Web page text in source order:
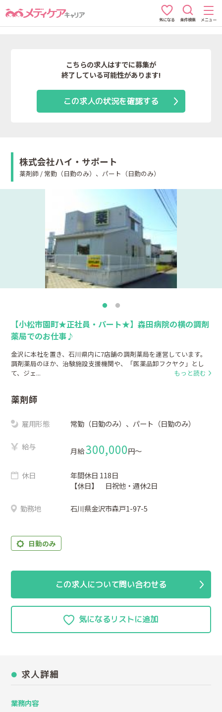
気になる 条件検索 メニュー
こちらの求人はすでに募集が
終了している可能性があります!
この求人の状況を確認する
株式会社ハイ・サポート
薬剤師 / 常勤（日勤のみ）、パート（日勤のみ）
【小松市園町★正社員・パート★】森田病院の横の調剤
薬局でのお仕事♪
金沢に本社を置き、石川県内に7店舗の調剤薬局を運営しています。
調剤薬局のほか、治験施設支援機関や、「医薬品卸フクヤク」とし
て、ジェ...
もっと読む
薬剤師
雇用形態 常勤（日勤のみ）、パート（日勤のみ）
給与 月給300,000円〜
休日
年間休日 118日
【休日】 日祝他・週休2日
勤務地 石川県金沢市森戸1-97-5
日勤のみ
この求人について問い合わせる
求人詳細
業務内容